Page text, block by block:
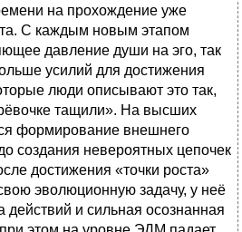
на прохождение уже
С каждым новым этапом
давление души на эго, так
усилий для достижения
люди описывают это так,
тащили». На высших
формирование внешнего
создания невероятных цепочек
достижения «точки роста»
эволюционную задачу, у неё
действий и сильная осознанная